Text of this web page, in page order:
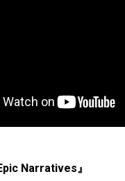
Narratives』